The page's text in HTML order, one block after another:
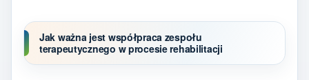
Jak ważna jest współpraca zespołu
terapeutycznego w procesie rehabilitacji